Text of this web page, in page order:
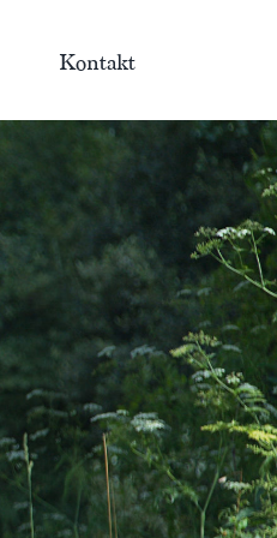
Kontakt